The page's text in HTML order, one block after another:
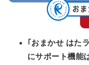
｢おまかせ はた
にサポート機能